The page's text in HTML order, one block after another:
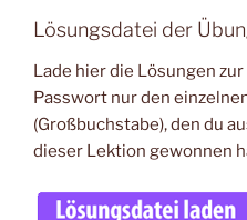
Lösungsdatei der
Lade hier die Lösungen
Passwort nur den
(Großbuchstabe), den du
dieser Lektion gewonnen